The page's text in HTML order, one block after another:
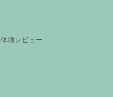
験レビュー